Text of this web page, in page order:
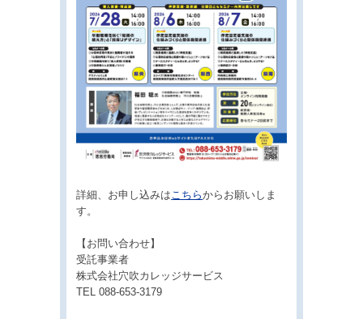
詳細、お申し込みは こちらからお願いしま
す。
【お問い合わせ】
受託事業者
株式会社穴吹カレッジサービス
TEL 088-653-3179